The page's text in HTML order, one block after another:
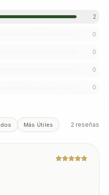
2
0
0
0
0
Más Útiles 2 reseñas